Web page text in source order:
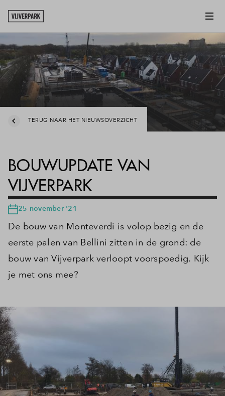
TERUG NAAR HET NIEUWSOVERZICHT
BOUWUPDATE VAN
VIJVERPARK
25 november '21
De bouw van Monteverdi is volop bezig en de
eerste palen van Bellini zitten in de grond: de
bouw van Vijverpark verloopt voorspoedig. Kijk
je met ons mee?